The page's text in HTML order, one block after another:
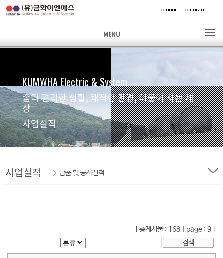
MENU
KUMWHA Electric & System
좀더 편리한 생활, 쾌적한 환경, 더불어 사는 세
상
사업실적
사업실적 납품 및 공사실적
[ 총게시물 : 168 | page : 9 ]
검색